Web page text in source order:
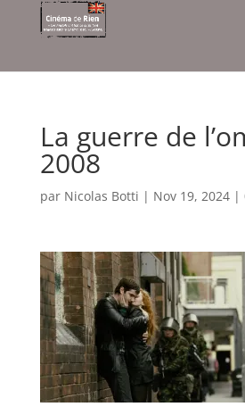
La guerre de
2008
par Nicolas Botti | Nov 19, 2024|